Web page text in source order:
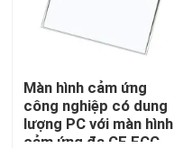
Sản phẩm
Màn hình cảm ứng
công nghiệp có dung
lượng PC với màn hình
cảm ứng đa CE FCC